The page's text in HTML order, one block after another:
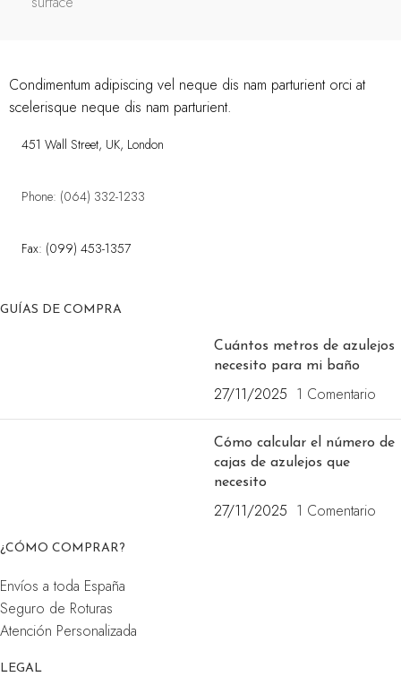
Condimentum adipiscing vel neque dis nam parturient orci at
scelerisque neque dis nam parturient.
451 Wall Street, UK, London
Phone: (064) 332-1233
Fax: (099) 453-1357
GUÍAS DE COMPRA
Cuántos metros de azulejos
necesito para mi baño
27/11/2025 1 Comentario
Cómo calcular el número de
cajas de azulejos que
necesito
27/11/2025 1 Comentario
¿CÓMO COMPRAR?
Envíos a toda España
Seguro de Roturas
Atención Personalizada
LEGAL